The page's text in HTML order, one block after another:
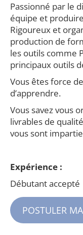
Passionné par le
équipe et
Rigoureux et
production de
les outils comme
principaux outils
Vous êtes force
d’apprendre.
Vous savez vous
livrables de
vous sont
Expérience :
Débutant accepté
POSTULER